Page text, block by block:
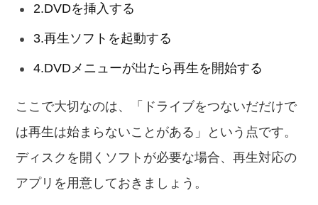
2.DVDを挿入する
3.再生ソフトを起動する
4.DVDメニューが出たら再生を開始する
ここで大切なのは、「ドライブをつないだだけで
は再生は始まらないことがある」という点です。
ディスクを開くソフトが必要な場合、再生対応の
アプリを用意しておきましょう。